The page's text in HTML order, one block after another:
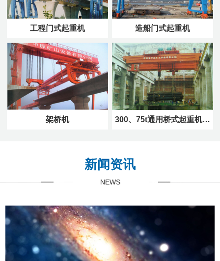
工程门式起重机 造船门式起重机
架桥机 300、75t通用桥式起重机…
新闻资讯
NEWS